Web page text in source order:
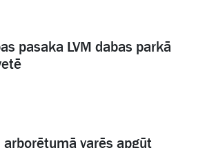
pasaka LVM dabas parkā
arborētumā varēs apgūt